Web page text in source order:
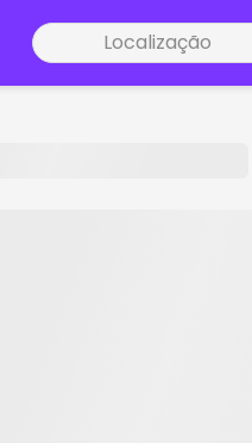
Localização